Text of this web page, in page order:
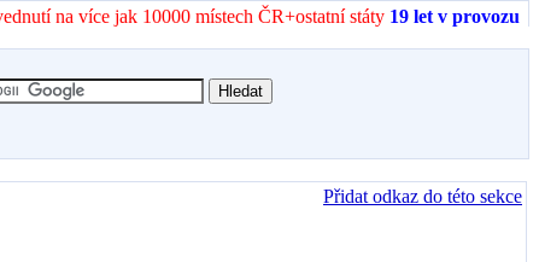
na více jak 10000 místech ČR+ostatní státy 19 let v provozu
Přidat odkaz do této sekce